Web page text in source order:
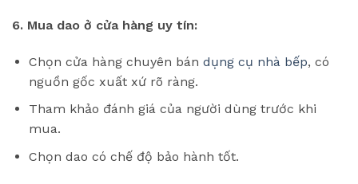
6. Mua dao ở cửa hàng uy tín:
Chọn cửa hàng chuyên bán dụng cụ nhà bếp, có
nguồn gốc xuất xứ rõ ràng.
Tham khảo đánh giá của người dùng trước khi
mua.
Chọn dao có chế độ bảo hành tốt.